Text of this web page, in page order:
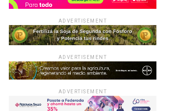
ADVERTISEMENT
ADVERTISEMENT
ADVERTISEMENT